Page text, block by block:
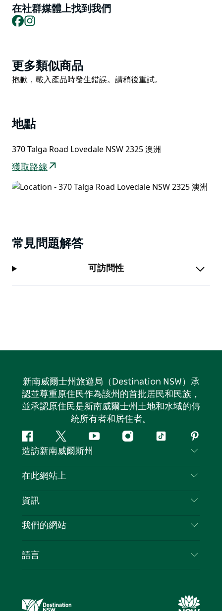
瑜伽適合所有人。這是旨在增強身心的溫和伸展運動，誰
不喜歡一杯葡萄酒呢？ Yoga in the Vines 為所有客戶/客
假，還是只是讓船員們聚在一起的好藉口，我們都能為您
提供適合各種場合的活動。
在社群媒體上找到我們
Facebook
Product
List
更多類似商品
Product
抱歉，載入產品時發生錯誤。請稍後重試。
地點
370 Talga Road Lovedale NSW 2325 澳洲
獲取路線
常見問題解答
可訪問性
新南威爾士州旅遊局（Destination NSW）承
認並尊重原住民作為該州的首批居民和民族，
並承認原住民是新南威爾士州土地和水域的傳
統所有者和居住者。
Facebook嘰
嘰
喳
Youtube Instagram
抖
造訪新南威爾斯州
聯絡我們
隱私
Cookie 通知
在此網站上
目的地
新南威爾斯州公路旅行
活動
資訊
旅行資訊
新南威爾斯的商業
我們的網站
語言